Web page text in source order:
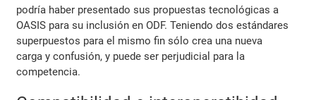
podría haber presentado sus propuestas tecnológicas a
OASIS para su inclusión en ODF. Teniendo dos estándares
superpuestos para el mismo fin sólo crea una nueva
carga y confusión, y puede ser perjudicial para la
competencia.